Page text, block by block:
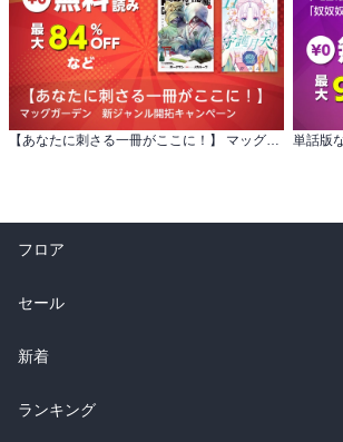
【あなたに刺さる一冊がここに！】 マッグガーデン 新ジャンル開拓キャンペーン
フロア
総合
ラノベ
雑誌・グラビア
セール
総合
ラノベ
新着
総合
ランキング